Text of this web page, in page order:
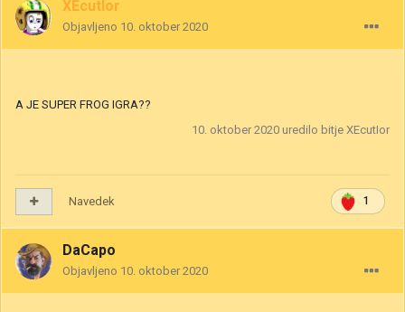
XEcutIor
Objavljeno 10. oktober 2020
A JE SUPER FROG IGRA??
10. oktober 2020 uredilo bitje XEcutIor
1
Navedek
DaCapo
Objavljeno 10. oktober 2020